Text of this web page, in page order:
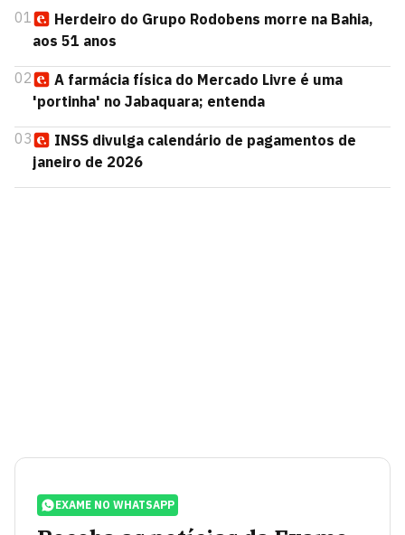
01
Herdeiro do Grupo Rodobens morre na Bahia,
aos 51 anos
02
A farmácia física do Mercado Livre é uma
'portinha' no Jabaquara; entenda
03
INSS divulga calendário de pagamentos de
janeiro de 2026
EXAME NO WHATSAPP